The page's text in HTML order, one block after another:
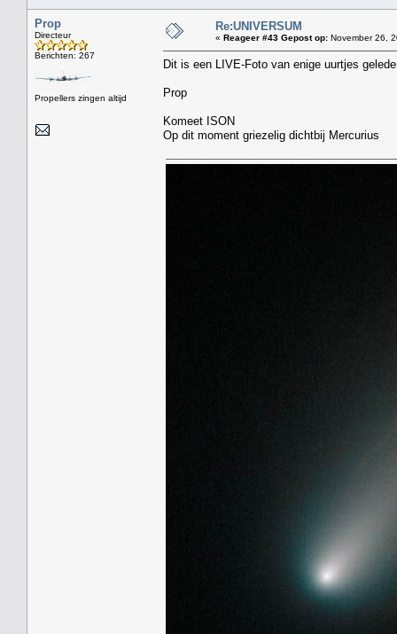
Prop
Directeur
Berichten: 267
Propellers zingen altijd
Re:UNIVERSUM
« Reageer #43 Gepost op: November 26,
Dit is een LIVE-Foto van enige uurtjes
Prop
Komeet ISON
Op dit moment griezelig dichtbij Mercurius